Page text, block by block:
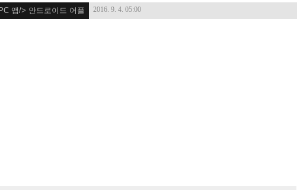
앱/> 안드로이드 어플 2016. 9. 4. 05:00